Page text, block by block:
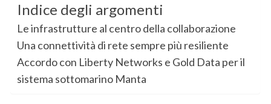
Indice degli argomenti
Le infrastrutture al centro della collaborazione
Una connettività di rete sempre più resiliente
Accordo con Liberty Networks e Gold Data per il
sistema sottomarino Manta